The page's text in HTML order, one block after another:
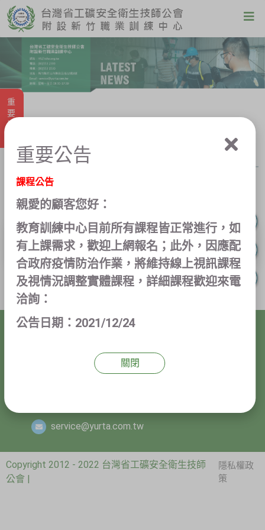
重要消息 最新消息
最新消息
(03)5532399
service@yurta.com.tw
Copyright 2012 - 2022 台灣省工礦安全衛生技師
公會 |
隱私權政
策
重要公告
課程公告
親愛的顧客您好：
教育訓練中心目前所有課程皆正常進行，如
有上課需求，歡迎上網報名；此外，因應配
合政府疫情防治作業，將維持線上視訊課程
及視情況調整實體課程，詳細課程歡迎來電
洽詢：
公告日期：2021/12/24
關閉